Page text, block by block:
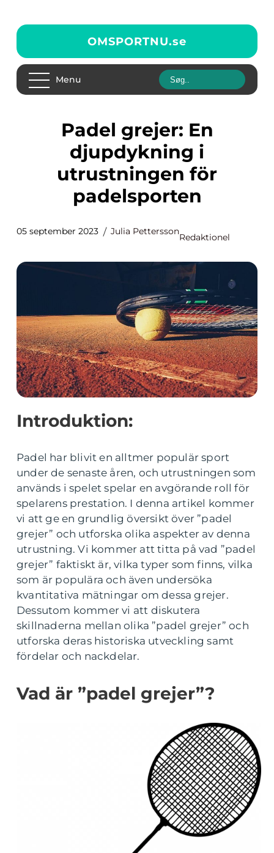
OMSPORTNU.se
Menu
Padel grejer: En
djupdykning i
utrustningen för
padelsporten
05 september 2023 Julia Pettersson
Redaktionel
Introduktion:
Padel har blivit en alltmer populär sport
under de senaste åren, och utrustningen som
används i spelet spelar en avgörande roll för
spelarens prestation. I denna artikel kommer
vi att ge en grundlig översikt över ”padel
grejer” och utforska olika aspekter av denna
utrustning. Vi kommer att titta på vad ”padel
grejer” faktiskt är, vilka typer som finns, vilka
som är populära och även undersöka
kvantitativa mätningar om dessa grejer.
Dessutom kommer vi att diskutera
skillnaderna mellan olika ”padel grejer” och
utforska deras historiska utveckling samt
fördelar och nackdelar.
Vad är ”padel grejer”?